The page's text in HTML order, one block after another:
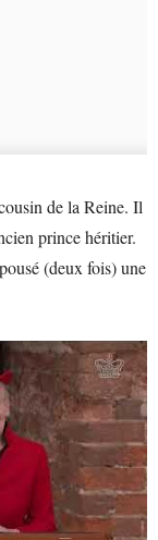
de la Reine. Il
prince héritier.
(deux fois) une